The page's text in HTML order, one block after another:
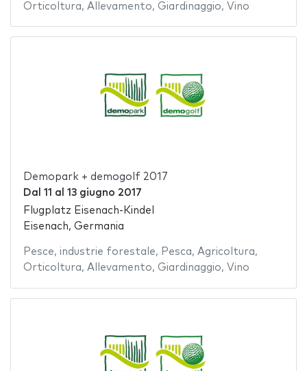
Orticoltura, Allevamento, Giardinaggio, Vino
Demopark + demogolf 2017
Dal 11 al 13 giugno 2017
Flugplatz Eisenach-Kindel
Eisenach, Germania
Pesce, industrie forestale, Pesca, Agricoltura,
Orticoltura, Allevamento, Giardinaggio, Vino